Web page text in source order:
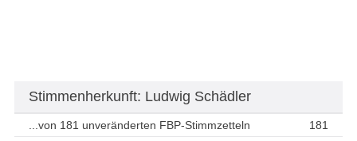
Stimmenherkunft: Ludwig Schädler
...von 181 unveränderten FBP-Stimmzetteln
181